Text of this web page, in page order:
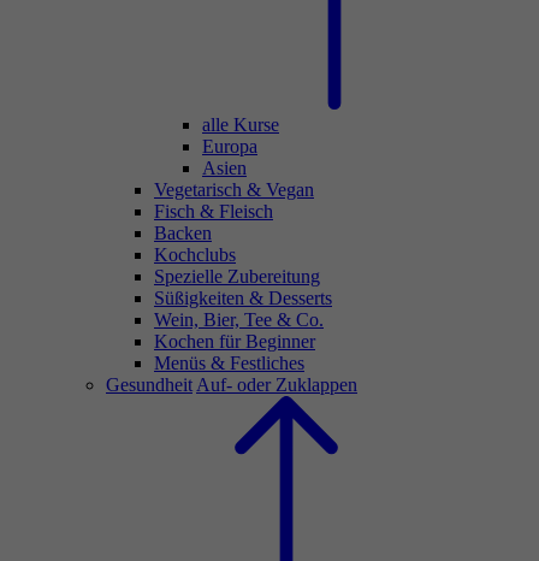
alle Kurse
Europa
Asien
Vegetarisch & Vegan
Fisch & Fleisch
Backen
Kochclubs
Spezielle Zubereitung
Süßigkeiten & Desserts
Wein, Bier, Tee & Co.
Kochen für Beginner
Menüs & Festliches
Gesundheit Auf- oder Zuklappen